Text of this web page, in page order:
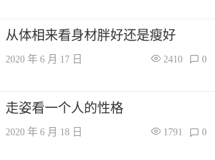
从体相来看身材胖好还是瘦好
2020 年 6 月 17 日 2410 0
走姿看一个人的性格
2020 年 6 月 18 日 1791 0